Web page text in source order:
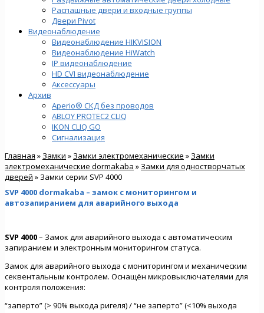
Распашные двери и входные группы
Двери Pivot
Видеонаблюдение
Видеонаблюдение HIKVISION
Видеонаблюдение HiWatch
IP видеонаблюдение
HD CVI видеонаблюдение
Аксессуары
Архив
Aperio® СКД без проводов
ABLOY PROTEC2 CLIQ
IKON CLIQ GO
Сигнализация
Главная » Замки » Замки электромеханические » Замки
электромеханические dormakaba » Замки для одностворчатых
дверей » Замки серии SVP 4000
SVP 4000 dormakaba – замок с мониторингом и
автозапиранием для аварийного выхода
SVP 4000– Замок для аварийного выхода с автоматическим
запиранием и электронным мониторингом статуса.
Замок для аварийного выхода с мониторингом и механическим
секвентальным контролем. Оснащён микровыключателями для
контроля положения:
“заперто” (> 90% выхода ригеля) / “не заперто” (<10% выхода